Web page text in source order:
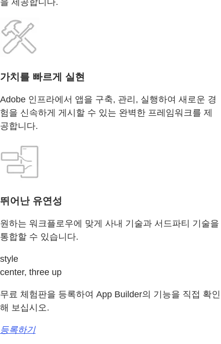
을 제공합니다.
가치를 빠르게 실현
Adobe 인프라에서 앱을 구축, 관리, 실행하여 새로운 경
험을 신속하게 게시할 수 있는 완벽한 프레임워크를 제
공합니다.
뛰어난 유연성
원하는 워크플로우에 맞게 사내 기술과 서드파티 기술을
통합할 수 있습니다.
style
center, three up
무료 체험판을 등록하여 App Builder의 기능을 직접 확인
해 보십시오.
등록하기